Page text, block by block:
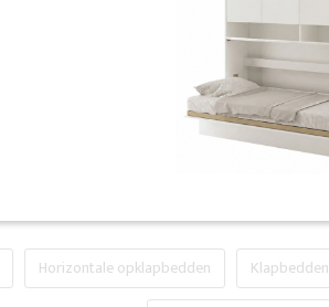
Horizontale opklapbedden Klapbedden